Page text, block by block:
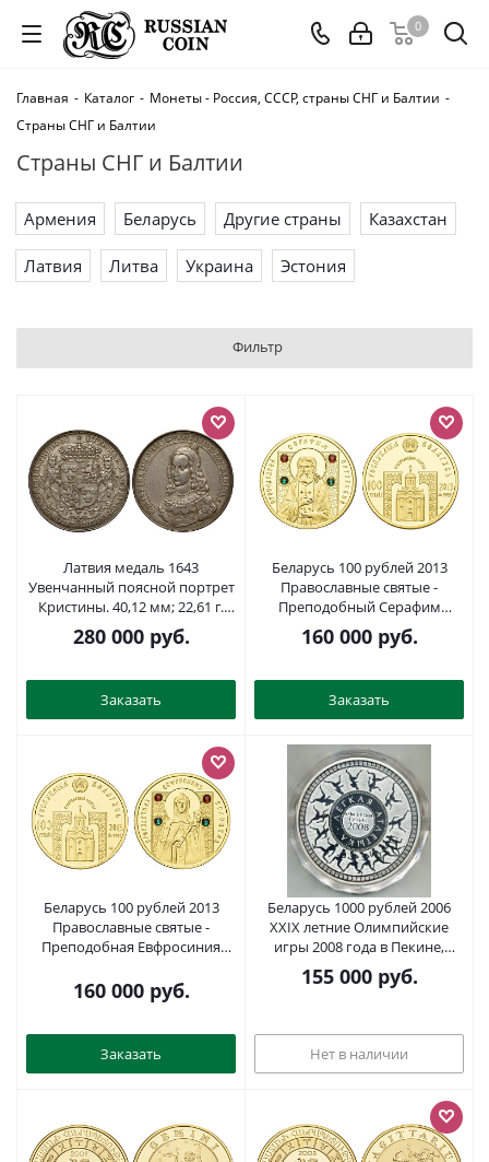
0
Главная - Каталог - Монеты - Россия, СССР, страны СНГ и Балтии -
Страны СНГ и Балтии
Страны СНГ и Балтии
Армения Беларусь Другие страны Казахстан
Латвия Литва Украина Эстония
Фильтр
Латвия медаль 1643
Увенчанный поясной портрет
Кристины. 40,12 мм; 22,61 г.
Хильдебранд I, стр. 262, 14 a.
RR серебро 10-002-63
280 000руб.
Заказать
Беларусь 100 рублей 2013
Православные святые -
Преподобный Серафим
Саровский KM B176 золото
PROOF 00-820-03
160 000руб.
Заказать
Беларусь 100 рублей 2013
Православные святые -
Преподобная Евфросиния
807-60
160 000руб.
Заказать
Беларусь 1000 рублей 2006
XXIX летние Олимпийские
игры 2008 года в Пекине,
легкая атлетика, 1 килограмм,
тираж 1500 экземпляров
155 000руб.
Нет в наличии